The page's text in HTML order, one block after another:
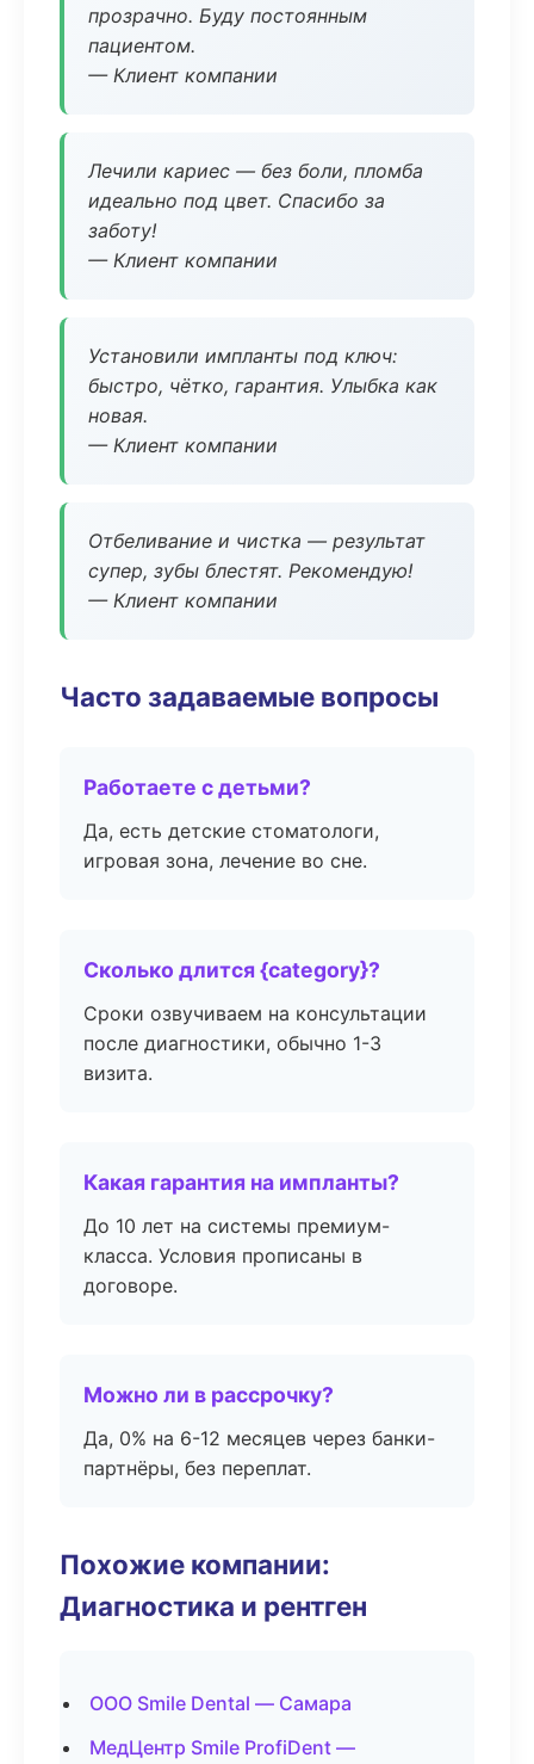
прозрачно. Буду постоянным
пациентом.
— Клиент компании
Лечили кариес — без боли, пломба
идеально под цвет. Спасибо за
заботу!
— Клиент компании
Установили импланты под ключ:
быстро, чётко, гарантия. Улыбка как
новая.
— Клиент компании
Отбеливание и чистка — результат
супер, зубы блестят. Рекомендую!
— Клиент компании
Часто задаваемые вопросы
Работаете с детьми?
Да, есть детские стоматологи,
игровая зона, лечение во сне.
Сколько длится {category}?
Сроки озвучиваем на консультации
после диагностики, обычно 1-3
визита.
Какая гарантия на импланты?
До 10 лет на системы премиум-
класса. Условия прописаны в
договоре.
Можно ли в рассрочку?
Да, 0% на 6-12 месяцев через банки-
партнёры, без переплат.
Похожие компании:
Диагностика и рентген
ООО Smile Dental — Самара
МедЦентр Smile ProfiDent —